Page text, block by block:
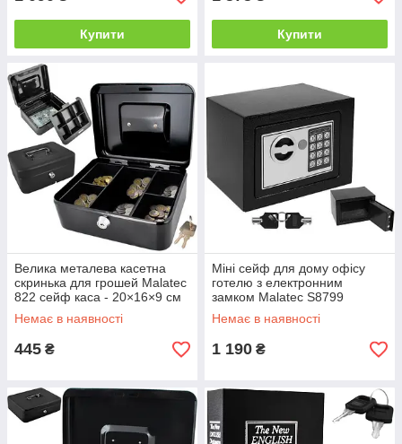
Купити Купити
Велика металева касетна
скринька для грошей Malatec
822 сейф каса - 20×16×9 см
Немає в наявності
445 ₴
Міні сейф для дому офісу
готелю з електронним
замком Malatec S8799
чорний
Немає в наявності
1 190 ₴